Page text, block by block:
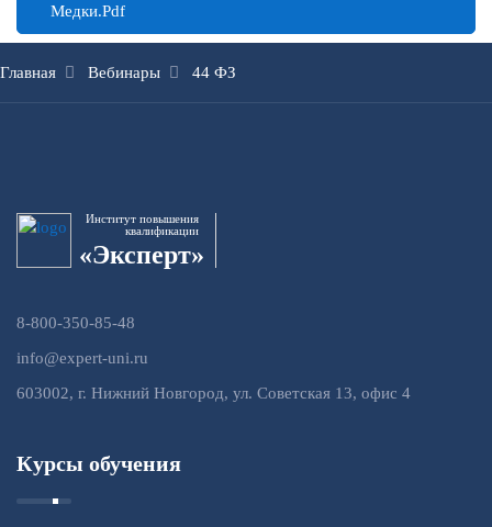
Медки.pdf
Главная Вебинары 44 ФЗ
Институт повышения
квалификации
«Эксперт»
8-800-350-85-48
info@expert-uni.ru
603002, г. Нижний Новгород, ул. Советская 13, офис 4
Курсы обучения